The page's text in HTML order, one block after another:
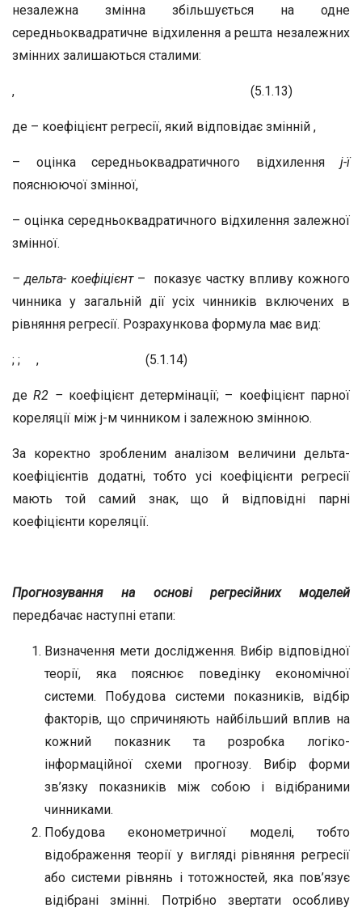
незалежна змінна збільшується на одне
середньоквадратичне відхилення а решта незалежних
змінних залишаються сталими:
, (5.1.13)
де – коефіцієнт регресії, який відповідає змінній ,
– оцінка середньоквадратичного відхилення j-ї
пояснюючої змінної,
– оцінка середньоквадратичного відхилення залежної
змінної.
– дельта- коефіцієнт– показує частку впливу кожного
чинника у загальній дії усіх чинників включених в
рівняння регресії. Розрахункова формула має вид:
; ; , (5.1.14)
деR2 – коефіцієнт детермінації; – коефіцієнт парної
кореляції мiж j-м чинником і залежною змінною.
За коректно зробленим аналізом величини дельта-
коефіцієнтів додатні, тобто усі коефіцієнти регресії
мають той самий знак, що й відповідні парні
коефіцієнти кореляції.
Прогнозування на основі регресійних моделей
передбачає наступні етапи:
Визначення мети дослідження. Вибір відповідної
теорії, яка пояснює поведінку економічної
системи. Побудова системи показників, відбір
факторів, що спричиняють найбільший вплив на
кожний показник та розробка логіко-
інформаційної схеми прогнозу. Вибір форми
зв’язку показників між собою і відібраними
чинниками.
Побудова економетричної моделі, тобто
відображення теорії у вигляді рівняння регресії
або системи рівнянь і тотожностей, яка пов’язує
відібрані змінні. Потрібно звертати особливу